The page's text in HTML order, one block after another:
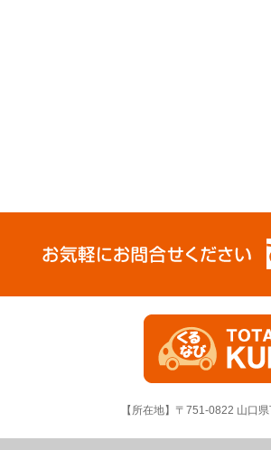
【所在地】〒751-0822 山